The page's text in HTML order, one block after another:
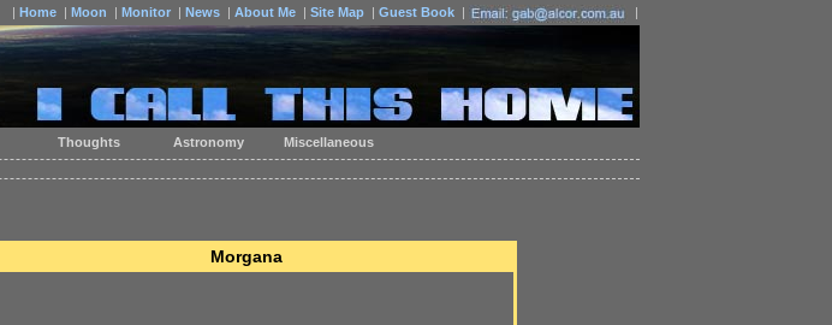
| Home | Moon | Monitor | News | About Me | Site Map | Guest Book | |
Morgana
Thoughts Astronomy Miscellaneous